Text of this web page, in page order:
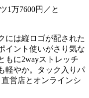
1万7600円／と
には縦ロゴが配された
イント使いがさり気な
もに2wayストレッチ
軽やか。タック入りパ
営店とオンラインシ